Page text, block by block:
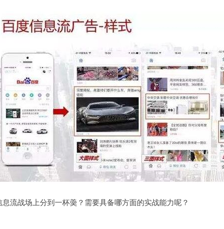
流战场上分到一杯羮？需要具备哪方面的实战能力呢？